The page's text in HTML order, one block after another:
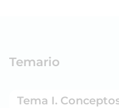
Temario
Tema I.